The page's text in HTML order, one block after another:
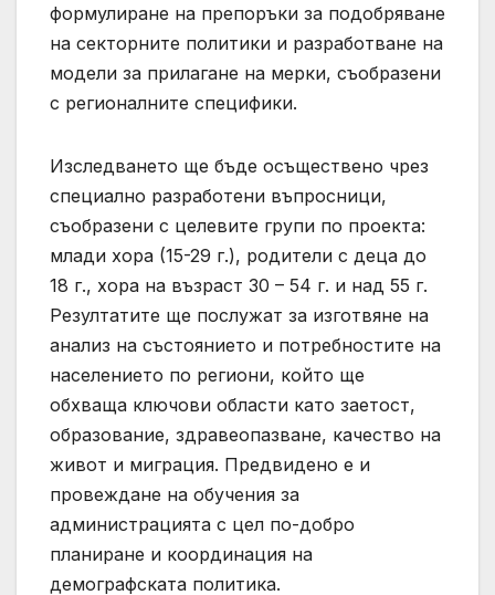
формулиране на препоръки за подобряване
на секторните политики и разработване на
модели за прилагане на мерки, съобразени
с регионалните специфики.
Изследването ще бъде осъществено чрез
специално разработени въпросници,
съобразени с целевите групи по проекта:
млади хора (15-29 г.), родители с деца до
18 г., хора на възраст 30 – 54 г. и над 55 г.
Резултатите ще послужат за изготвяне на
анализ на състоянието и потребностите на
населението по региони, който ще
обхваща ключови области като заетост,
образование, здравеопазване, качество на
живот и миграция. Предвидено е и
провеждане на обучения за
администрацията с цел по-добро
планиране и координация на
демографската политика.